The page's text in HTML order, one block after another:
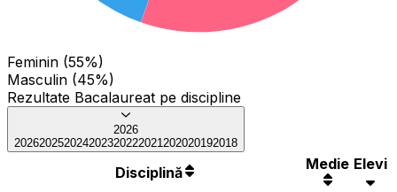
Feminin (55%)
Masculin (45%)
Rezultate Bacalaureat pe discipline
2026
202620252024202320222021 202020192018
Disciplină Medie Elevi